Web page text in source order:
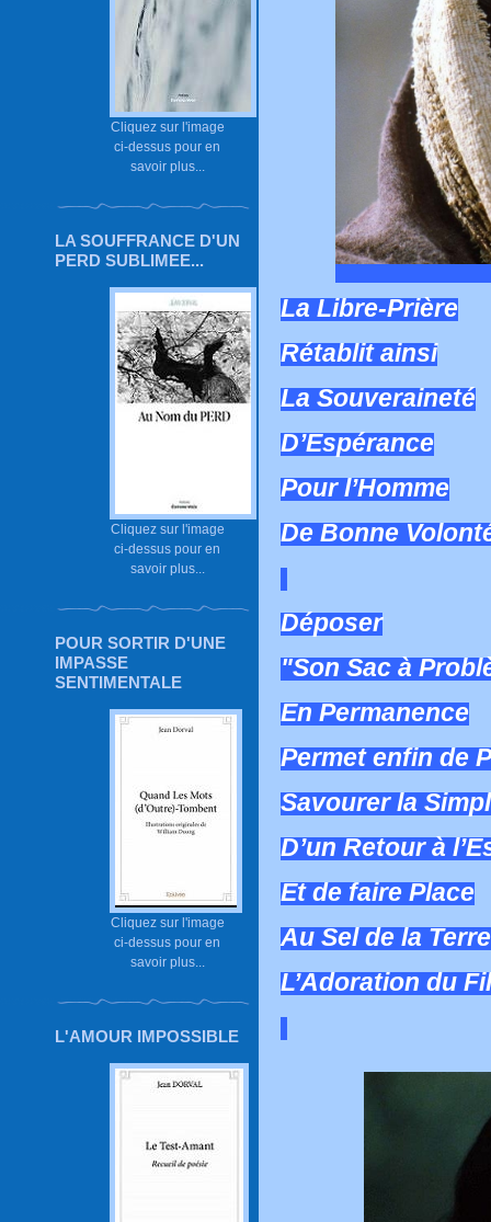
Cliquez sur l'image
ci-dessus pour en
savoir plus...
LA SOUFFRANCE D'UN
PERD SUBLIMEE...
Cliquez sur l'image
ci-dessus pour en
savoir plus...
POUR SORTIR D'UNE
IMPASSE
SENTIMENTALE
Cliquez sur l'image
ci-dessus pour en
savoir plus...
L'AMOUR IMPOSSIBLE
La Libre-Prière
Rétablit ainsi
La Souveraineté
D’Espérance
Pour l’Homme
De Bonne
Déposer
"Son Sac à
En Permanence
Permet enfin de
Savourer la
D’un Retour à
Et de faire Place
Au Sel de la
L’Adoration du